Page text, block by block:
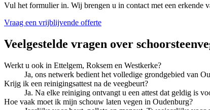
Vul het formulier in. Wij brengen u in contact met een erkende
Vraag een vrijblijvende offerte
Veelgestelde vragen over
Werkt u ook in Ettelgem, Roksem en Westkerke?
Ja, ons netwerk bedient het volledige grondgebied van
Krijg ik een reinigingsattest na de veegbeurt?
Ja. Na elke reiniging ontvangt u een attest dat geldig is
Hoe vaak moet ik mijn schouw laten vegen in Oudenburg?